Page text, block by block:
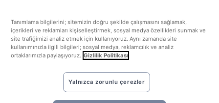
Türkiye
Hollanda
Tanımlama bilgilerini; sitemizin doğru şekilde çalışmasını sağlamak,
içerikleri ve reklamları kişiselleştirmek, sosyal medya özellikleri sunmak ve
site trafiğimizi analiz etmek için kullanıyoruz. Aynı zamanda site
kullanımınızla ilgili bilgileri; sosyal medya, reklamcılık ve analiz
ortaklarımızla paylaşıyoruz. Gizlilik Politikası
Yalnızca zorunlu çerezler